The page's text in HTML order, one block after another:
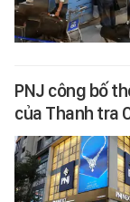
PNJ công bố
của Thanh tra